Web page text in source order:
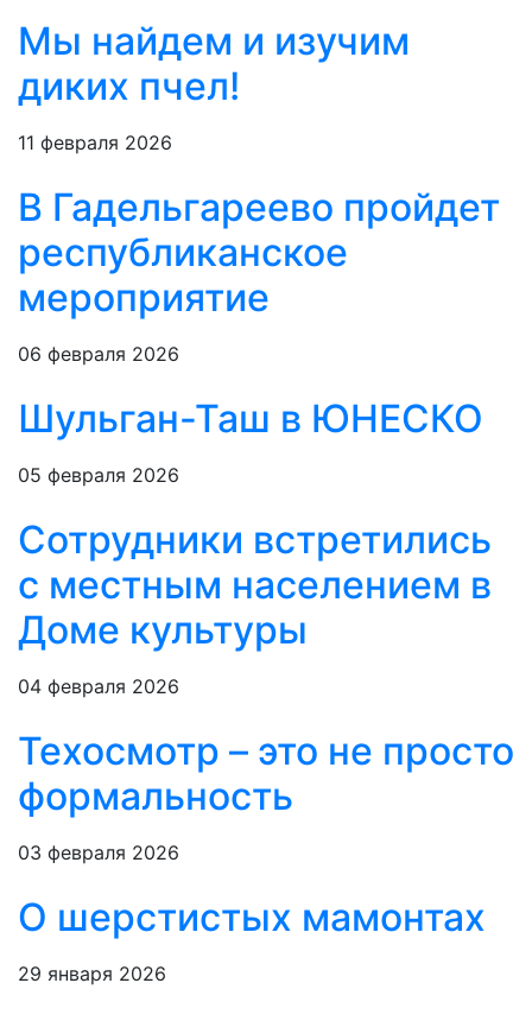
Мы найдем и изучим
диких пчел!
11 февраля 2026
В Гадельгареево пройдет
республиканское
мероприятие
06 февраля 2026
Шульган-Таш в ЮНЕСКО
05 февраля 2026
Сотрудники встретились
с местным населением в
Доме культуры
04 февраля 2026
Техосмотр – это не просто
формальность
03 февраля 2026
О шерстистых мамонтах
29 января 2026